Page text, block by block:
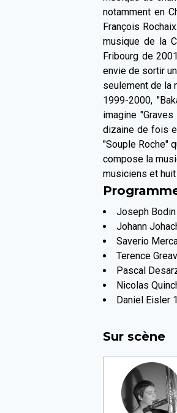
notamment en
François
musique de la
Fribourg de
envie de sortir
seulement de la
1999-2000,
imagine
dizaine de fois
"Souple Roche"
compose la
musiciens et
Joseph
Johann
Saverio
Terence
Pascal
Nicolas
Daniel Eisler
Sur scène